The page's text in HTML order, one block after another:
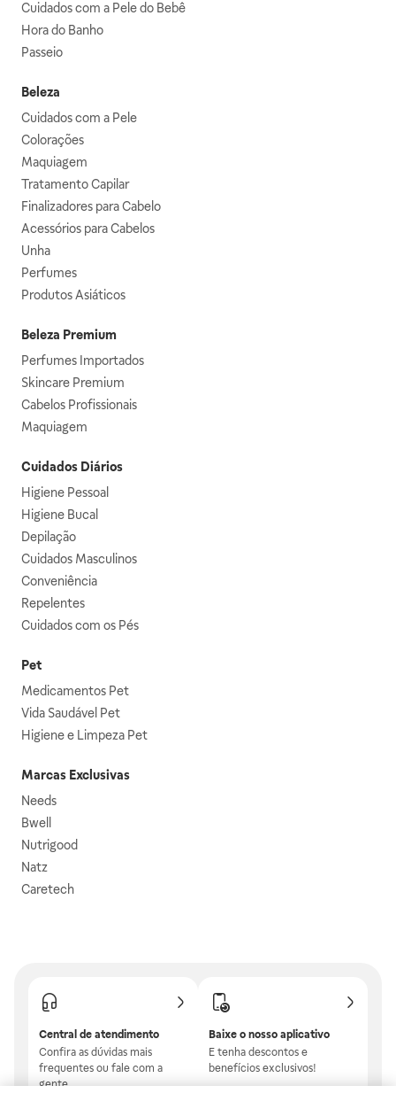
Cuidados com a Pele do Bebê
Hora do Banho
Passeio
Beleza
Cuidados com a Pele
Colorações
Maquiagem
Tratamento Capilar
Finalizadores para Cabelo
Acessórios para Cabelos
Unha
Perfumes
Produtos Asiáticos
Beleza Premium
Perfumes Importados
Skincare Premium
Cabelos Profissionais
Maquiagem
Cuidados Diários
Higiene Pessoal
Higiene Bucal
Depilação
Cuidados Masculinos
Conveniência
Repelentes
Cuidados com os Pés
Pet
Medicamentos Pet
Vida Saudável Pet
Higiene e Limpeza Pet
Marcas Exclusivas
Needs
Bwell
Nutrigood
Natz
Caretech
Central de atendimento
Confira as dúvidas mais
frequentes ou fale com a
gente.
Baixe o nosso aplicativo
E tenha descontos e
benefícios exclusivos!